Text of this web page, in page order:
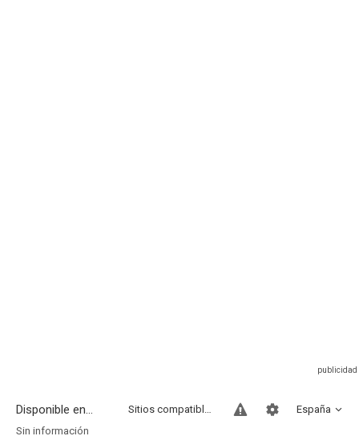
Disponible en... España
Sitios compatibles
Sin información